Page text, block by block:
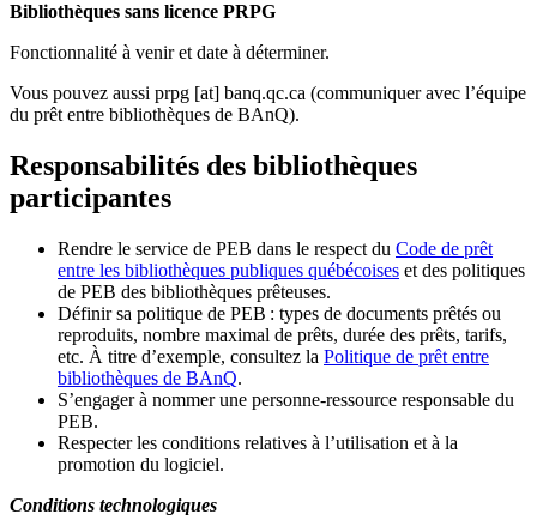
Bibliothèques sans licence PRPG
Fonctionnalité à venir et date à déterminer.
Vous pouvez aussi prpg [at] banq.qc.ca (communiquer avec l’équipe
du prêt entre bibliothèques de BAnQ).
Responsabilités des bibliothèques
participantes
Rendre le service de PEB dans le respect du Code de prêt
entre les bibliothèques publiques québécoises et des politiques
de PEB des bibliothèques prêteuses.
Définir sa politique de PEB : types de documents prêtés ou
reproduits, nombre maximal de prêts, durée des prêts, tarifs,
etc. À titre d’exemple, consultez la Politique de prêt entre
bibliothèques de BAnQ.
S’engager à nommer une personne-ressource responsable du
PEB.
Respecter les conditions relatives à l’utilisation et à la
promotion du logiciel.
Conditions technologiques